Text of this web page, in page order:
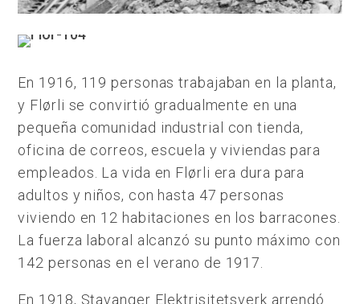
En 1916, 119 personas trabajaban en la planta,
y Flørli se convirtió gradualmente en una
pequeña comunidad industrial con tienda,
oficina de correos, escuela y viviendas para
empleados. La vida en Flørli era dura para
adultos y niños, con hasta 47 personas
viviendo en 12 habitaciones en los barracones.
La fuerza laboral alcanzó su punto máximo con
142 personas en el verano de 1917.
En 1918, Stavanger Elektrisitetsverk arrendó